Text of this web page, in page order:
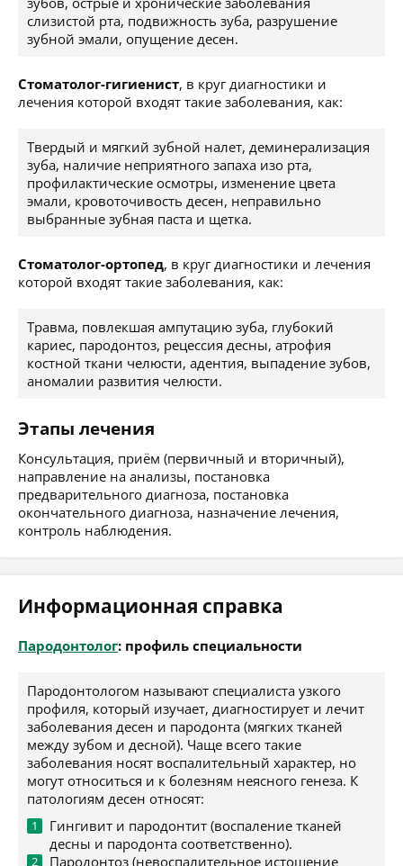
слизистой рта, подвижность зуба, разрушение
зубной эмали, опущение десен.
Стоматолог-гигиенист, в круг диагностики и
лечения которой входят такие заболевания, как:
Твердый и мягкий зубной налет, деминерализация
зуба, наличие неприятного запаха изо рта,
профилактические осмотры, изменение цвета
эмали, кровоточивость десен, неправильно
выбранные зубная паста и щетка.
Стоматолог-ортопед, в круг диагностики и лечения
которой входят такие заболевания, как:
Травма, повлекшая ампутацию зуба, глубокий
кариес, пародонтоз, рецессия десны, атрофия
костной ткани челюсти, адентия, выпадение зубов,
аномалии развития челюсти.
Этапы лечения
Консультация, приём (первичный и вторичный),
направление на анализы, постановка
предварительного диагноза, постановка
окончательного диагноза, назначение лечения,
контроль наблюдения.
Информационная справка
Пародонтолог: профиль специальности
Пародонтологом называют специалиста узкого
профиля, который изучает, диагностирует и лечит
заболевания десен и пародонта (мягких тканей
между зубом и десной). Чаще всего такие
заболевания носят воспалительный характер, но
могут относиться и к болезням неясного генеза. К
патологиям десен относят:
Гингивит и пародонтит (воспаление тканей
десны и пародонта соответственно).
Пародонтоз (невоспалительное истощение